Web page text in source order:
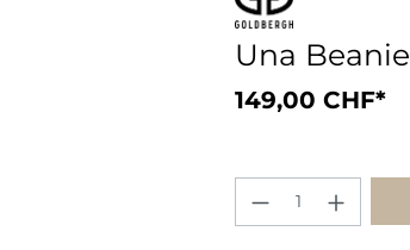
Una Beanie
149,00 CHF*